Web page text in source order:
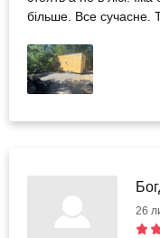
більше. Все сучасне.
26